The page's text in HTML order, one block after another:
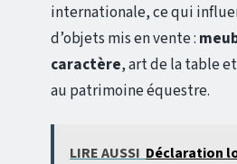
internationale, ce qui
d’objets mis en vente :
caractère, art de la table
au patrimoine équestre.
LIRE AUSSI Déclaration